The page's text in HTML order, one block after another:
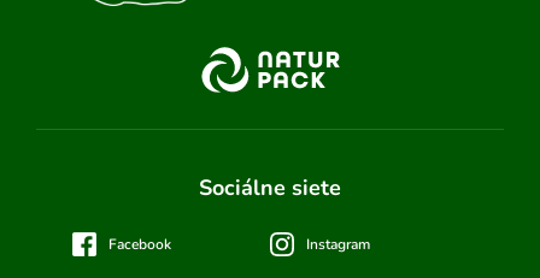
Sociálne siete
Facebook Instagram